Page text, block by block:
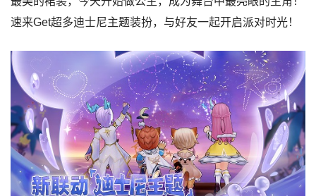
速来Get超多迪士尼主题装扮，与好友一起开启派对时光！